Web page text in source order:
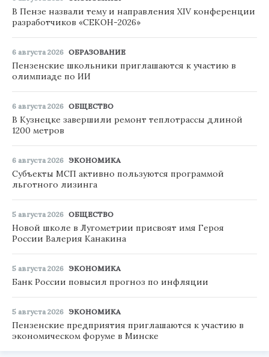
В Пензе назвали тему и направления XIV конференции
разработчиков «СЕКОН-2026»
6 августа 2026 ОБРАЗОВАНИЕ
Пензенские школьники приглашаются к участию в
олимпиаде по ИИ
6 августа 2026 ОБЩЕСТВО
В Кузнецке завершили ремонт теплотрассы длиной
1200 метров
6 августа 2026 ЭКОНОМИКА
Субъекты МСП активно пользуются программой
льготного лизинга
5 августа 2026 ОБЩЕСТВО
Новой школе в Лугометрии присвоят имя Героя
России Валерия Канакина
5 августа 2026 ЭКОНОМИКА
Банк России повысил прогноз по инфляции
5 августа 2026 ЭКОНОМИКА
Пензенские предприятия приглашаются к участию в
экономическом форуме в Минске